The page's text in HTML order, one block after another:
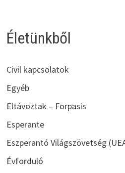
Életünkből
Civil kapcsolatok
Egyéb
Eltávoztak – Forpasis
Esperante
Eszperantó Világszövetség
Évforduló